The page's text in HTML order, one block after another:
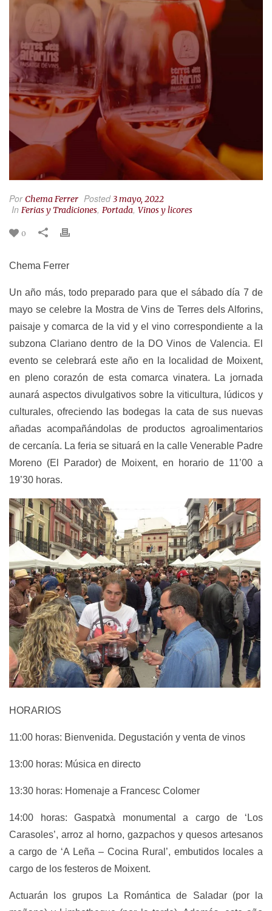
PorChema Ferrer Posted3 mayo, 2022
In Ferias y Tradiciones, Portada, Vinos y licores
0
Chema Ferrer
Un año más, todo preparado para que el sábado día 7 de
mayo se celebre la Mostra de Vins de Terres dels Alforins,
paisaje y comarca de la vid y el vino correspondiente a la
subzona Clariano dentro de la DO Vinos de Valencia. El
evento se celebrará este año en la localidad de Moixent,
en pleno corazón de esta comarca vinatera. La jornada
aunará aspectos divulgativos sobre la viticultura, lúdicos y
culturales, ofreciendo las bodegas la cata de sus nuevas
añadas acompañándolas de productos agroalimentarios
de cercanía. La feria se situará en la calle Venerable Padre
Moreno (El Parador) de Moixent, en horario de 11’00 a
19’30 horas.
HORARIOS
11:00 horas: Bienvenida. Degustación y venta de vinos
13:00 horas: Música en directo
13:30 horas: Homenaje a Francesc Colomer
14:00 horas: Gaspatxà monumental a cargo de ‘Los
Carasoles’, arroz al horno, gazpachos y quesos artesanos
a cargo de ‘A Leña – Cocina Rural’, embutidos locales a
cargo de los festeros de Moixent.
Actuarán los grupos La Romántica de Saladar (por la